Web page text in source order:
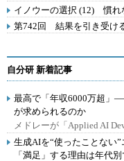
イノウーの選択 (12) 慣れ
第742回 結果を引き受け
自分研 新着記事
最高で「年収6000万超
が求められるのか
メドレーが「Applied AI
生成AIを“使ったことない
「満足」する理由は年代